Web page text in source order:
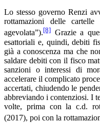
Lo stesso governo Renzi
rottamazioni delle cartelle
agevolata”).[8] Grazie a
esattoriali e, quindi, debiti
già a conoscenza ma che
saldare debiti con il fisco
sanzioni o interessi di
accelerare il complicato
accertati, chiudendo le
abbreviando i contenziosi. I
volte, prima con la c.d.
(2017), poi con la